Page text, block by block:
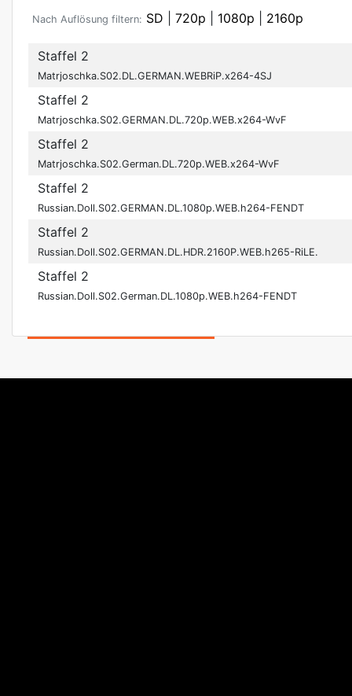
Nach Auflösung filtern: SD 720p 1080p 2160p
Staffel 2
Matrjoschka.S02.DL.GERMAN.WEBRiP.x264-4SJ
Staffel 2
Matrjoschka.S02.GERMAN.DL.720p.WEB.x264-WvF
Staffel 2
Matrjoschka.S02.German.DL.720p.WEB.x264-WvF
Staffel 2
Russian.Doll.S02.GERMAN.DL.1080p.WEB.h264-FENDT
Staffel 2
Russian.Doll.S02.GERMAN.DL.HDR.2160P.WEB.h265-RiLE.
Staffel 2
Russian.Doll.S02.German.DL.1080p.WEB.h264-FENDT